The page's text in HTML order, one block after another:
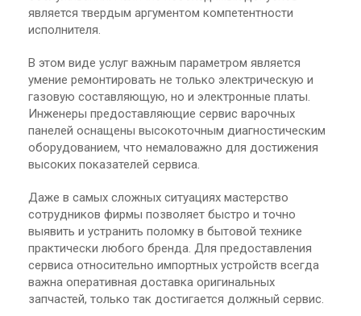
является твердым аргументом компетентности
исполнителя.
В этом виде услуг важным параметром является
умение ремонтировать не только электрическую и
газовую составляющую, но и электронные платы.
Инженеры предоставляющие сервис варочных
панелей оснащены высокоточным диагностическим
оборудованием, что немаловажно для достижения
высоких показателей сервиса.
Даже в самых сложных ситуациях мастерство
сотрудников фирмы позволяет быстро и точно
выявить и устранить поломку в бытовой технике
практически любого бренда. Для предоставления
сервиса относительно импортных устройств всегда
важна оперативная доставка оригинальных
запчастей, только так достигается должный сервис.